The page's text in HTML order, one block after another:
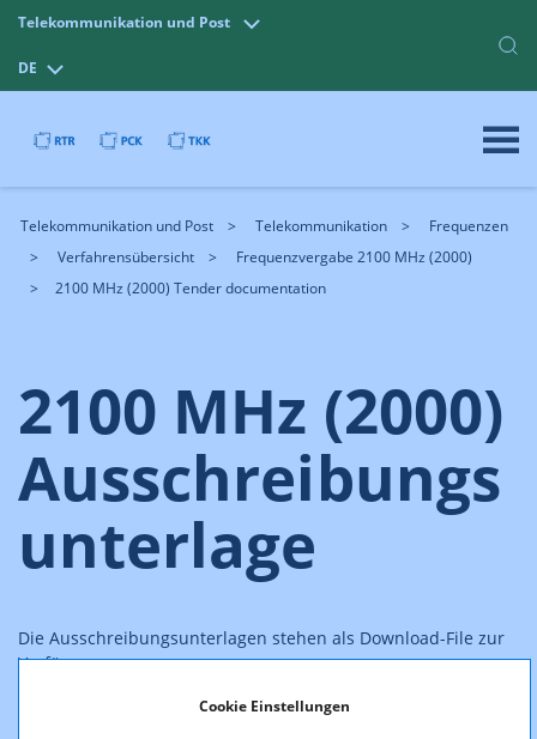
Cookie Einstellungen
Telekommunikation und Post
DE
Telekommunikation und Post Telekommunikation
Frequenzen
Verfahrensübersicht
Frequenzvergabe 2100 MHz (2000)
2100 MHz (2000) Tender documentation
2100 MHz (2000)
Ausschreibungs
unterlage
Die Ausschreibungsunterlagen stehen als Download-File zur
Verfügung.